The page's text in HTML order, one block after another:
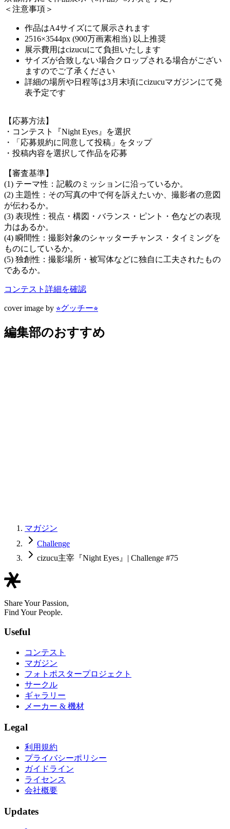
＜注意事項＞
作品はA4サイズにて展示されます
2516×3544px (900万画素相当) 以上推奨
展示費用はcizucuにて負担いたします
サイズが合致しない場合クロップされる場合がござい
ますのでご了承ください
詳細の場所や日程等は3月末頃にcizucuマガジンにて発
表予定です
【応募方法】
・コンテスト『Night Eyes』を選択
・「応募規約に同意して投稿」をタップ
・投稿内容を選択して作品を応募
【審査基準】
(1) テーマ性：記載のミッションに沿っているか。
(2) 主題性：その写真の中で何を訴えたいか、撮影者の意図
が伝わるか。
(3) 表現性：視点・構図・バランス・ピント・色などの表現
力はあるか。
(4) 瞬間性：撮影対象のシャッターチャンス・タイミングを
ものにしているか。
(5) 独創性：撮影場所・被写体などに独自に工夫されたもの
であるか。
コンテスト詳細を確認
cover image by ⭐︎グッチー⭐︎
編集部のおすすめ
マガジン
Challenge
cizucu主宰『Night Eyes』| Challenge #75
Share Your Passion,
Find Your People.
Useful
コンテスト
マガジン
フォトポスタープロジェクト
サークル
ギャラリー
メーカー & 機材
Legal
利用規約
プライバシーポリシー
ガイドライン
ライセンス
会社概要
Updates